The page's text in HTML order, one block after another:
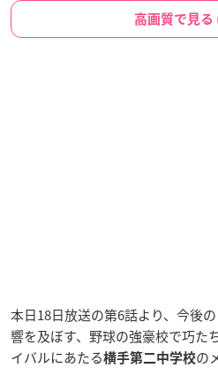
高画質で見る
本日18日放送の第6話より、今後
響を及ぼす、野球の強豪校で巧た
イバルにあたる横手第二中学校の